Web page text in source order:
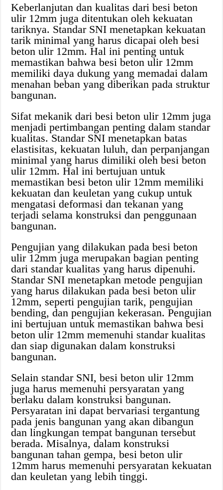
Keberlanjutan dan kualitas dari besi beton
ulir 12mm juga ditentukan oleh kekuatan
tariknya. Standar SNI menetapkan kekuatan
tarik minimal yang harus dicapai oleh besi
beton ulir 12mm. Hal ini penting untuk
memastikan bahwa besi beton ulir 12mm
memiliki daya dukung yang memadai dalam
menahan beban yang diberikan pada struktur
bangunan.
Sifat mekanik dari besi beton ulir 12mm juga
menjadi pertimbangan penting dalam standar
kualitas. Standar SNI menetapkan batas
elastisitas, kekuatan luluh, dan perpanjangan
minimal yang harus dimiliki oleh besi beton
ulir 12mm. Hal ini bertujuan untuk
memastikan besi beton ulir 12mm memiliki
kekuatan dan keuletan yang cukup untuk
mengatasi deformasi dan tekanan yang
terjadi selama konstruksi dan penggunaan
bangunan.
Pengujian yang dilakukan pada besi beton
ulir 12mm juga merupakan bagian penting
dari standar kualitas yang harus dipenuhi.
Standar SNI menetapkan metode pengujian
yang harus dilakukan pada besi beton ulir
12mm, seperti pengujian tarik, pengujian
bending, dan pengujian kekerasan. Pengujian
ini bertujuan untuk memastikan bahwa besi
beton ulir 12mm memenuhi standar kualitas
dan siap digunakan dalam konstruksi
bangunan.
Selain standar SNI, besi beton ulir 12mm
juga harus memenuhi persyaratan yang
berlaku dalam konstruksi bangunan.
Persyaratan ini dapat bervariasi tergantung
pada jenis bangunan yang akan dibangun
dan lingkungan tempat bangunan tersebut
berada. Misalnya, dalam konstruksi
bangunan tahan gempa, besi beton ulir
12mm harus memenuhi persyaratan kekuatan
dan keuletan yang lebih tinggi.